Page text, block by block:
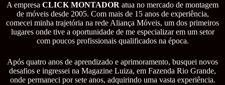
A empresa CLICK MONTADOR atua no mercado de montagem
de móveis desde 2005. Com mais de 15 anos de experiência,
comecei minha trajetória na rede Aliança Móveis, um dos primeiros
lugares onde tive a oportunidade de me especializar em um setor
com poucos profissionais qualificados na época.
Após quatro anos de aprendizado e aprimoramento, busquei novos
desafios e ingressei na Magazine Luiza, em Fazenda Rio Grande,
onde permaneci por sete anos, adquirindo uma vasta experiência.